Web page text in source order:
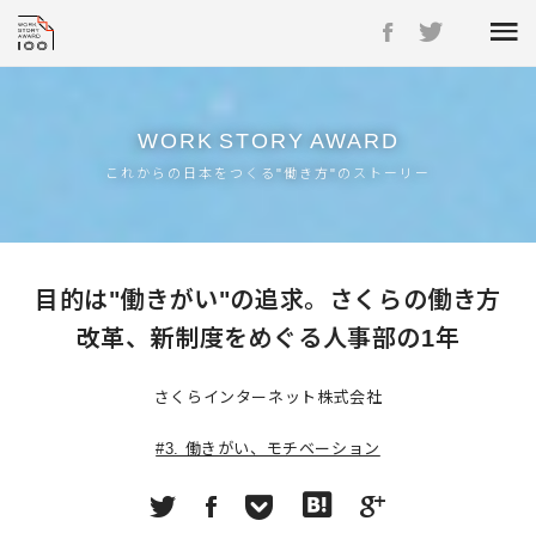
WORK STORY AWARD
これからの日本をつくる"働き方"のストーリー
目的は"働きがい"の追求。さくらの働き方
改革、新制度をめぐる人事部の1年
さくらインターネット株式会社
#3. 働きがい、モチベーション